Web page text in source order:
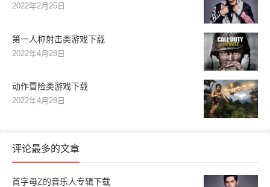
2022年2月25日
第一人称射击类游戏下载
2022年4月28日
动作冒险类游戏下载
2022年4月28日
评论最多的文章
首字母Z的音乐人专辑下载